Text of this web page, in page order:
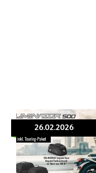
26.02.2026